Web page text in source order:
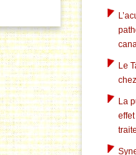
Le
La